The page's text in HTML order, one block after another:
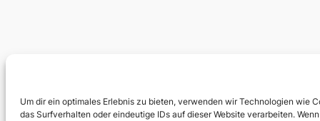
Um dir ein optimales Erlebnis zu bieten, verwenden wir Technologien wie
das Surfverhalten oder eindeutige IDs auf dieser Website verarbeiten.